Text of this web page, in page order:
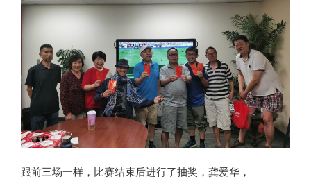
跟前三场一样，比赛结束后进行了抽奖，龚爱华，